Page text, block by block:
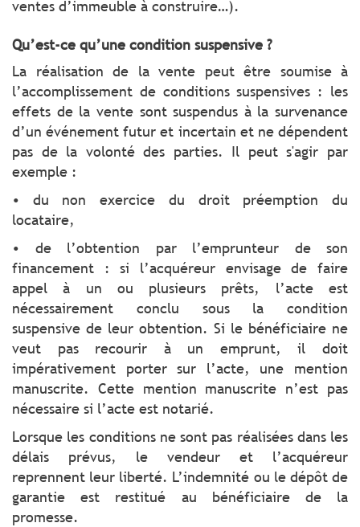
ventes d’immeuble à construire…).
Qu’est-ce qu’une condition suspensive ?
La réalisation de la vente peut être soumise à
l’accomplissement de conditions suspensives : les
effets de la vente sont suspendus à la survenance
d’un événement futur et incertain et ne dépendent
pas de la volonté des parties. Il peut s'agir par
exemple :
• du non exercice du droit préemption du
locataire,
• de l’obtention par l’emprunteur de son
financement : si l’acquéreur envisage de faire
appel à un ou plusieurs prêts, l’acte est
nécessairement conclu sous la condition
suspensive de leur obtention. Si le bénéficiaire ne
veut pas recourir à un emprunt, il doit
impérativement porter sur l’acte, une mention
manuscrite. Cette mention manuscrite n’est pas
nécessaire si l’acte est notarié.
Lorsque les conditions ne sont pas réalisées dans les
délais prévus, le vendeur et l’acquéreur
reprennent leur liberté. L’indemnité ou le dépôt de
garantie est restitué au bénéficiaire de la
promesse.